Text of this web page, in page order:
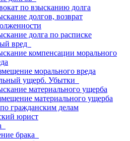
по взысканию долга
долгов, возврат
долга по расписке
вред
компенсации морального
морального вреда
ущерб. Убытки
материального ущерба
материального ущерба
гражданским делам
юрист
брака